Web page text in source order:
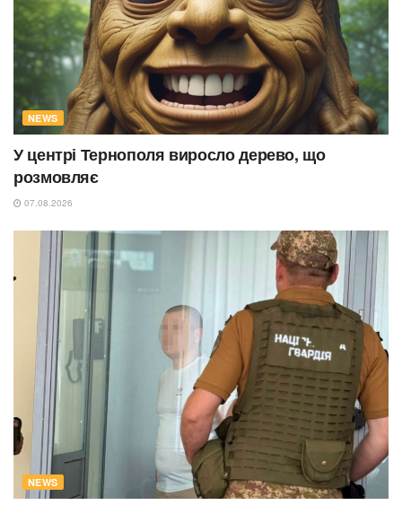
NEWS
У центрі Тернополя виросло дерево, що
розмовляє
07.08.2026
NEWS